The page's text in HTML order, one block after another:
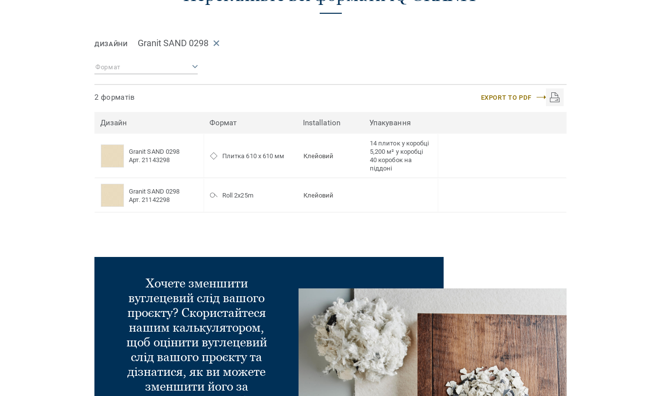
ДИЗАЙНИ Granit SAND 0298
Формат
2 форматів EXPORT TO PDF
Дизайн Формат Installation Упакування
Granit SAND 0298
Арт. 21143298
Плитка 610 x 610 мм Клейовий
14 плиток у коробці
5,200 м² у коробці
40 коробок на
піддоні
Granit SAND 0298
Арт. 21142298
Roll 2x25m Клейовий
Хочете зменшити
вуглецевий слід вашого
проєкту? Скористайтеся
нашим калькулятором,
щоб оцінити вуглецевий
слід вашого проєкту та
дізнатися, як ви можете
зменшити його за